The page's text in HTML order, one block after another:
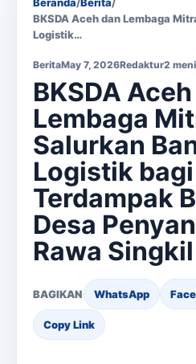
BKSDA Aceh dan Lembaga
Logistik…
BeritaMay 7, 2026Redaktur2
BKSDA
Lembaga
Salurkan
Logistik
Terdampak
Desa
Rawa Singkil
BAGIKAN WhatsApp
Copy Link